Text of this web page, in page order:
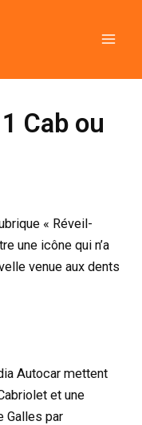
Cab ou
« Réveil-
une icône qui n’a
venue aux dents
Autocar mettent
et une
Galles par